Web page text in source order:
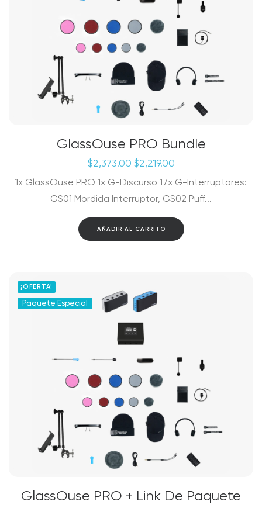
GlassOuse PRO Bundle
$2,373.00 El
original
era:
$2,219.00El
actual
es:
1x GlassOuse PRO 1x G-Discurso 17x G-Interruptores:
GS01 Mordida Interruptor, GS02 Puff...
AÑADIR AL CARRITO
¡OFERTA!
Paquete Especial
GlassOuse PRO + Link De Paquete